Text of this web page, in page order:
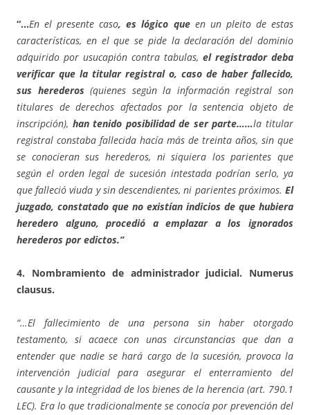
“…En el presente caso, es lógico queen un pleito de estas
características, en el que se pide la declaración del dominio
adquirido por usucapión contra tabulas, el registrador deba
verificar que la titular registral o, caso de haber fallecido,
sus herederos (quienes según la información registral son
titulares de derechos afectados por la sentencia objeto de
inscripción), han tenido posibilidad de ser parte……la titular
registral constaba fallecida hacía más de treinta años, sin que
se conocieran sus herederos, ni siquiera los parientes que
según el orden legal de sucesión intestada podrían serlo, ya
que falleció viuda y sin descendientes, ni parientes próximos. El
juzgado, constatado que no existían indicios de que hubiera
heredero alguno, procedió a emplazar a los ignorados
herederos por edictos.”
4. Nombramiento de administrador judicial. Numerus
clausus.
“…El fallecimiento de una persona sin haber otorgado
testamento, si acaece con unas circunstancias que dan a
entender que nadie se hará cargo de la sucesión, provoca la
intervención judicial para asegurar el enterramiento del
causante y la integridad de los bienes de la herencia (art. 790.1
LEC). Era lo que tradicionalmente se conocía por prevención del